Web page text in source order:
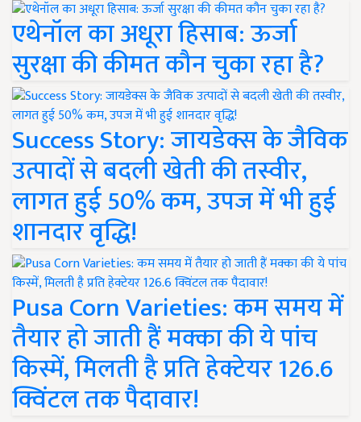
एथेनॉल का अधूरा हिसाब: ऊर्जा
सुरक्षा की कीमत कौन चुका रहा है?
Success Story: जायडेक्स के जैविक
उत्पादों से बदली खेती की तस्वीर,
लागत हुई 50% कम, उपज में भी हुई
शानदार वृद्धि!
Pusa Corn Varieties: कम समय में
तैयार हो जाती हैं मक्का की ये पांच
किस्में, मिलती है प्रति हेक्टेयर 126.6
क्विंटल तक पैदावार!